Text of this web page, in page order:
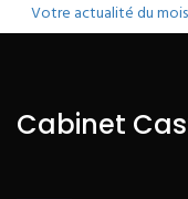
Votre actualité du mois
Cabinet